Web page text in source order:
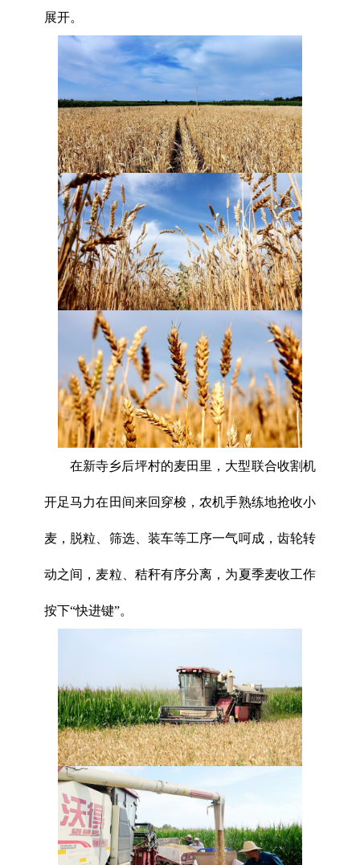
展开。
在新寺乡后坪村的麦田里，大型联合收割机
开足马力在田间来回穿梭，农机手熟练地抢收小
麦，脱粒、筛选、装车等工序一气呵成，齿轮转
动之间，麦粒、秸秆有序分离，为夏季麦收工作
按下“快进键”。